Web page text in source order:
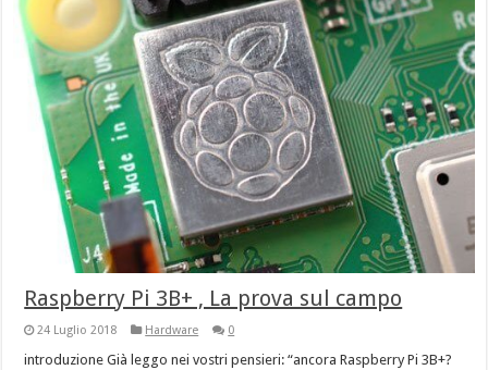
Raspberry Pi 3B+ , La prova sul campo
24 Luglio 2018 Hardware 0
introduzione Già leggo nei vostri pensieri: “ancora Raspberry Pi 3B+?